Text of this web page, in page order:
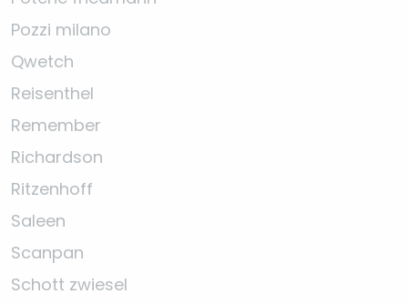
Pozzi milano
Qwetch
Reisenthel
Remember
Richardson
Ritzenhoff
Saleen
Scanpan
Schott zwiesel